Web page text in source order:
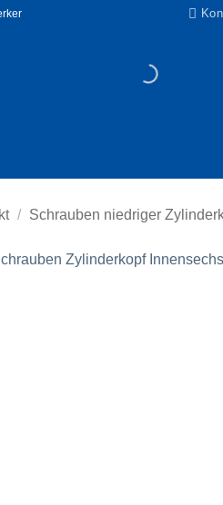
/ Schrauben niedriger